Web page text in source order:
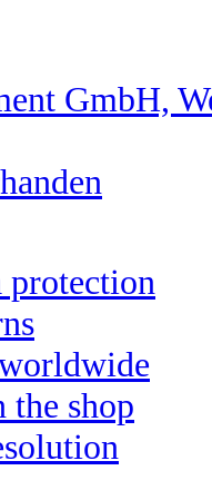
GmbH,
protection
the shop